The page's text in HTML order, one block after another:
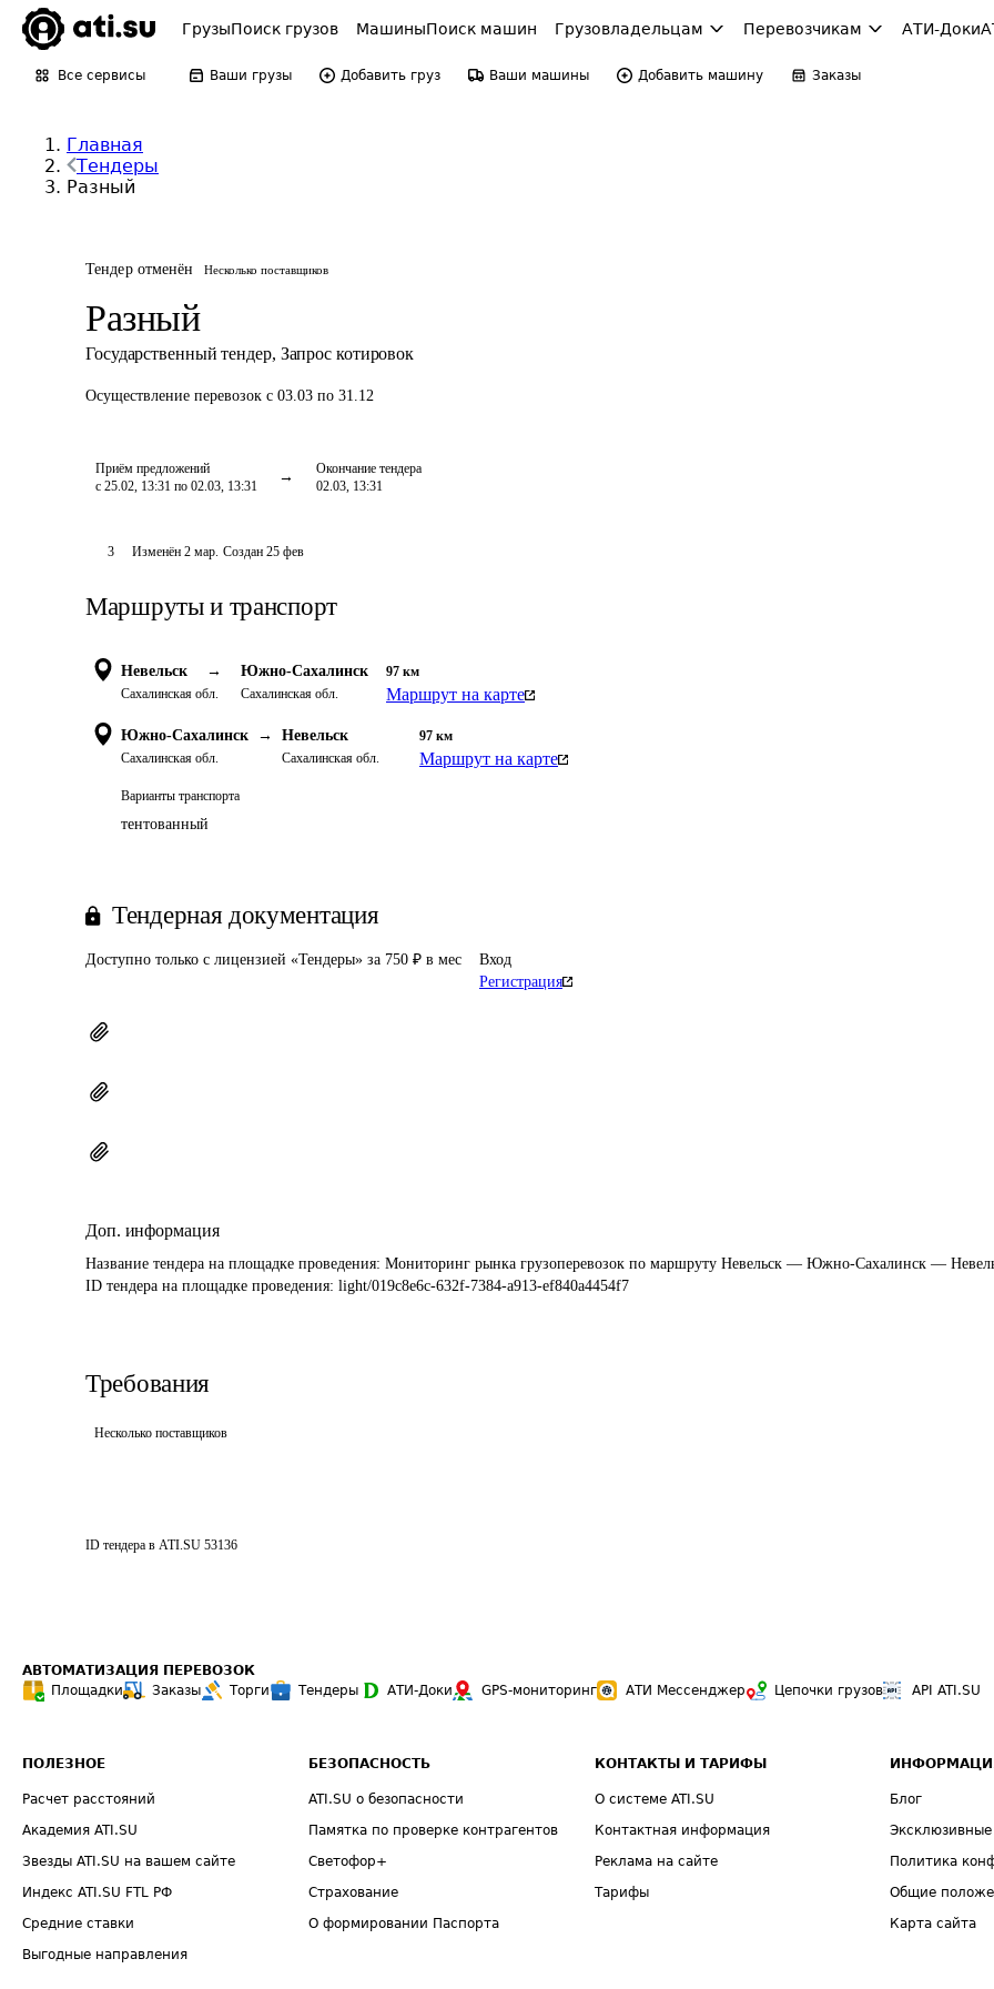
ГрузыПоиск грузов МашиныПоиск машин Грузовладельцам Перевозчикам АТИ-Доки
Все сервисы Ваши грузы Добавить груз Ваши машины Добавить машину Заказы
Главная
Тендеры
Разный
Тендер отменён Несколько поставщиков
Разный
Государственный тендер, Запрос котировок
Осуществление перевозок с 03.03 по 31.12
Приём предложений
с 25.02, 13:31 по 02.03, 13:31
Окончание тендера
02.03, 13:31
3 Изменён 2 мар. Создан 25 фев
Маршруты и транспорт
Невельск →
Сахалинская обл.
Южно-Сахалинск
Сахалинская обл.
97 км
Маршрут на карте
Южно-Сахалинск →
Сахалинская обл.
Невельск
Сахалинская обл.
97 км
Маршрут на карте
Варианты транспорта
тентованный
Тендерная документация
Доступно только с лицензией «Тендеры» за 750 ₽ в мес
Вход
Регистрация
Доп. информация
Название тендера на площадке проведения: Мониторинг рынка грузоперевозок по маршруту Невельск — Южно-Сахалинск —
ID тендера на площадке проведения: light/019c8e6c-632f-7384-a913-ef840a4454f7
Требования
Несколько поставщиков
ID тендера в ATI.SU 53136
АВТОМАТИЗАЦИЯ ПЕРЕВОЗОК
Площадки
Заказы Торги Тендеры АТИ-Доки GPS-мониторинг АТИ Мессенджер Цепочки грузов API ATI.SU
ПОЛЕЗНОЕ
Расчет расстояний
Академия ATI.SU
Звезды ATI.SU на вашем сайте
Индекс ATI.SU FTL РФ
Средние ставки
Выгодные направления
БЕЗОПАСНОСТЬ
ATI.SU о безопасности
Памятка по проверке контрагентов
Светофор+
Страхование
О формировании Паспорта
КОНТАКТЫ И ТАРИФЫ
О системе ATI.SU
Контактная информация
Реклама на сайте
Тарифы
Блог
Политика
Общие
Карта сайта